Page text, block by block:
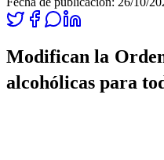
Modifican la
alcohólicas para